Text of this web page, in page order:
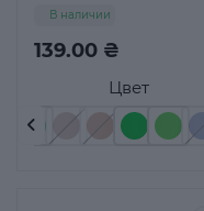
Цвет
139.00 ₴
В наличии